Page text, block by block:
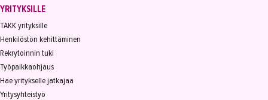
YRITYKSILLE
TAKK yrityksille
Henkilöstön kehittäminen
Rekrytoinnin tuki
Työpaikkaohjaus
Hae yritykselle jatkajaa
Yritysyhteistyö